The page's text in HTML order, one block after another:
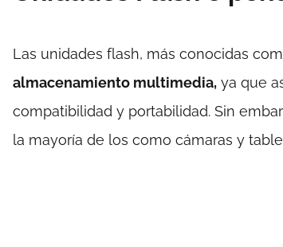
Las unidades flash, más conocidas
almacenamiento multimedia, ya que
compatibilidad y portabilidad. Sin
la mayoría de los como cámaras y